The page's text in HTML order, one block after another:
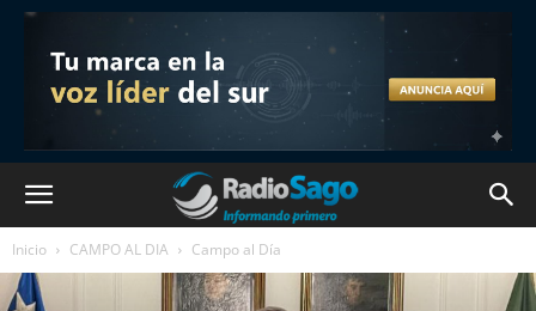
Inicio CAMPO AL DIA Campo al Día